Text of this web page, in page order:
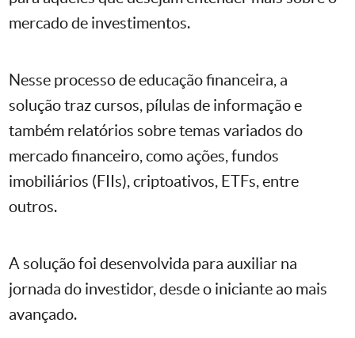
mercado de investimentos.
Nesse processo de educação financeira, a
solução traz cursos, pílulas de informação e
também relatórios sobre temas variados do
mercado financeiro, como ações, fundos
imobiliários (FIIs), criptoativos, ETFs, entre
outros.
A solução foi desenvolvida para auxiliar na
jornada do investidor, desde o iniciante ao mais
avançado.